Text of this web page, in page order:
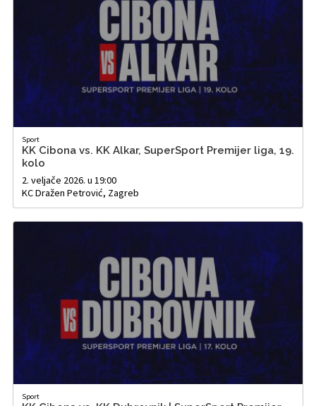
Sport
KK Cibona vs. KK Alkar, SuperSport Premijer liga, 19.
kolo
2. veljače 2026. u 19:00
KC Dražen Petrović, Zagreb
Sport